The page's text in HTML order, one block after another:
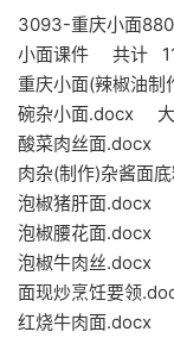
3093-重庆小面
小面课件 共计
重庆小面(辣椒油
碗杂小面.docx
酸菜肉丝面.docx
肉杂(制作)杂酱
泡椒猪肝面.docx
泡椒腰花面.docx
泡椒牛肉丝.docx
面现炒烹饪要领
红烧牛肉面.docx